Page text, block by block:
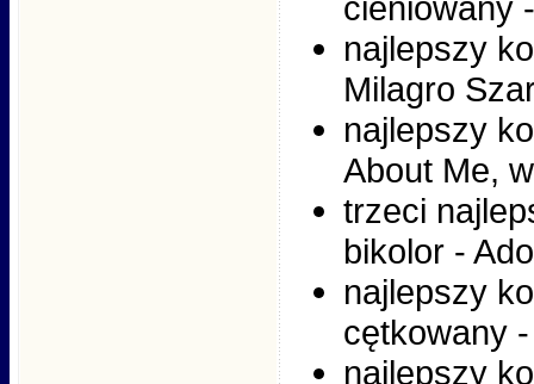
najlepszy
Milagro
najlepszy
About Me,
trzeci
bikolor -
najlepszy
cętkowany
najlepszy